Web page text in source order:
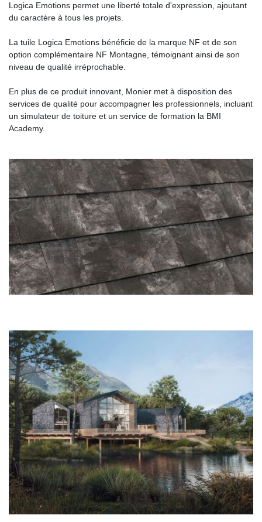
Logica Emotions permet une liberté totale d'expression, ajoutant
du caractère à tous les projets.
La tuile Logica Emotions bénéficie de la marque NF et de son
option complémentaire NF Montagne, témoignant ainsi de son
niveau de qualité irréprochable.
En plus de ce produit innovant, Monier met à disposition des
services de qualité pour accompagner les professionnels, incluant
un simulateur de toiture et un service de formation la BMI
Academy.